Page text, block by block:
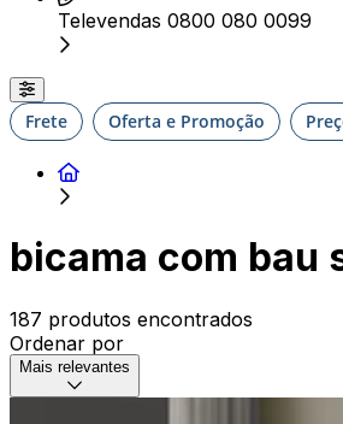
Televendas 0800 080 0099
Frete Oferta e Promoção
bicama com bau
187 produtos encontrados
Ordenar por
Mais relevantes